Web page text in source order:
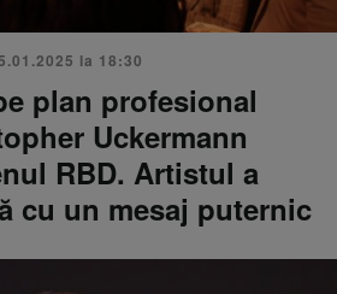
la 18:30
plan profesional
Uckermann
RBD. Artistul a
cu un mesaj puternic